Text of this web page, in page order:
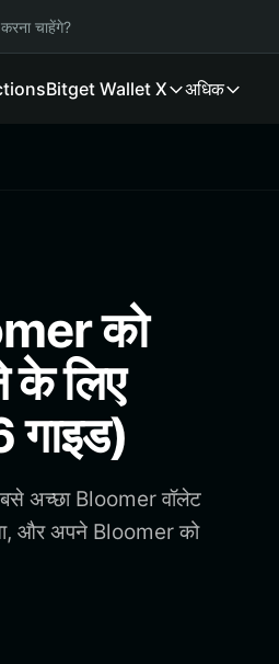
चाहेंगे?
Bitget Wallet X अधिक
को
के लिए
गाइड)
अच्छा Bloomer वॉलेट
और अपने Bloomer को